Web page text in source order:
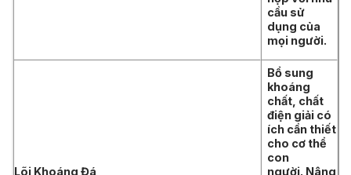
cầu sử
dụng của
mọi người.
Lõi Khoáng Đá
Bổ sung
khoáng
chất, chất
điện giải có
ích cần thiết
cho cơ thể
con
người. Nâng